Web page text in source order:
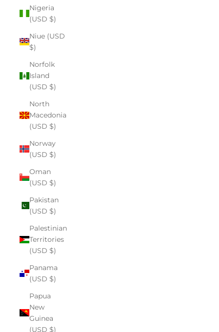
Nigeria
(USD $)
Niue (USD
$)
Norfolk
Island
(USD $)
North
Macedonia
(USD $)
Norway
(USD $)
Oman
(USD $)
Pakistan
(USD $)
Palestinian
Territories
(USD $)
Panama
(USD $)
Papua
New
Guinea
(USD $)